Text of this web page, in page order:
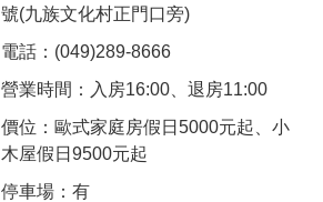
號(九族文化村正門口旁)
電話：(049)289-8666
營業時間：入房16:00、退房11:00
價位：歐式家庭房假日5000元起、小
木屋假日9500元起
停車場：有